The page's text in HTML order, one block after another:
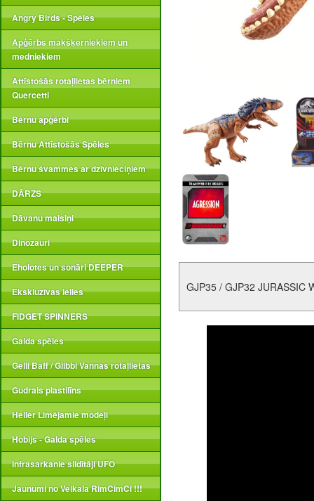
Angry Birds - Spēles
Apģērbs makšķerniekiem un
medniekiem
Attīstošās rotaļlietas bērniem
Quercetti
Bērnu apģērbi
Bērnu Attīstošās Spēles
Bērnu švammes ar dzīvnieciņiem
DĀRZS
Dāvanu maisiņi
Dinozauri
Eholotes un sonāri DEEPER
Ekskluzīvas lelles
FIDGET SPINNERS
Galda spēles
Gelli Baff / Glibbi Vannas rotaļlietas
Gudrais plastilīns
Heller Līmējamie modeļi
Hobijs - Galda spēles
Infrasarkanie sildītāji UFO
Jaunumi no Veikala RimCimCi !!!
GJP35 / GJP32 JURASSIC